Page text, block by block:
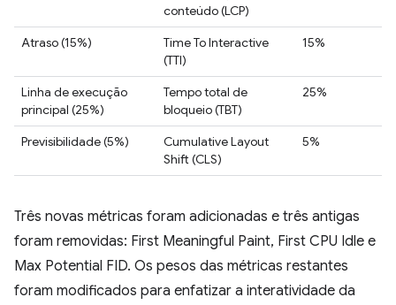
conteúdo (LCP)
Atraso (15%)
Time To Interactive
(TTI)
15%
Linha de execução
principal (25%)
Tempo total de
bloqueio (TBT)
25%
Previsibilidade (5%)
Cumulative Layout
Shift (CLS)
5%
Três novas métricas foram adicionadas e três antigas
foram removidas: First Meaningful Paint, First CPU Idle e
Max Potential FID. Os pesos das métricas restantes
foram modificados para enfatizar a interatividade da